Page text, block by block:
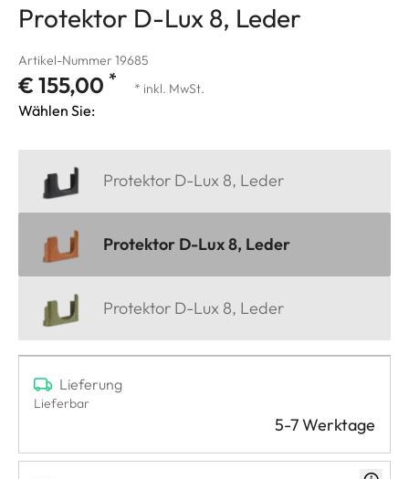
Protektor D-Lux 8, Leder
Artikel-Nummer 19685
€ 155,00 * * inkl. MwSt.
Wählen Sie:
Protektor D-Lux 8, Leder
Protektor D-Lux 8, Leder
Protektor D-Lux 8, Leder
Lieferung
Lieferbar
5-7 Werktage